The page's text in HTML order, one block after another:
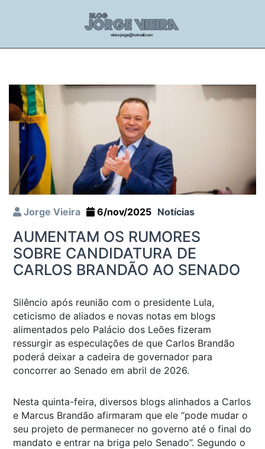
Jorge Vieira 6/nov/2025 Notícias
AUMENTAM OS RUMORES
SOBRE CANDIDATURA DE
CARLOS BRANDÃO AO SENADO
Silêncio após reunião com o presidente Lula,
ceticismo de aliados e novas notas em blogs
alimentados pelo Palácio dos Leões fizeram
ressurgir as especulações de que Carlos Brandão
poderá deixar a cadeira de governador para
concorrer ao Senado em abril de 2026.
Nesta quinta-feira, diversos blogs alinhados a Carlos
e Marcus Brandão afirmaram que ele “pode mudar o
seu projeto de permanecer no governo até o final do
mandato e entrar na briga pelo Senado”. Segundo o